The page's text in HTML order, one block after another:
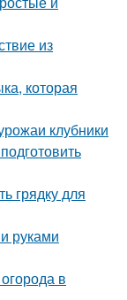
из
которая
клубники
грядку для
руками
в